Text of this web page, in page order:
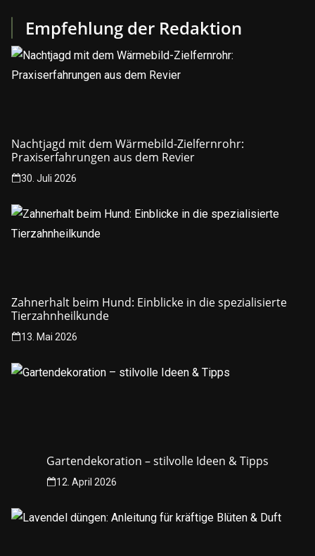
Empfehlung der Redaktion
Nachtjagd mit dem Wärmebild-Zielfernrohr:
Praxiserfahrungen aus dem Revier
30. Juli 2026
Zahnerhalt beim Hund: Einblicke in die spezialisierte
Tierzahnheilkunde
13. Mai 2026
Gartendekoration – stilvolle Ideen & Tipps
12. April 2026